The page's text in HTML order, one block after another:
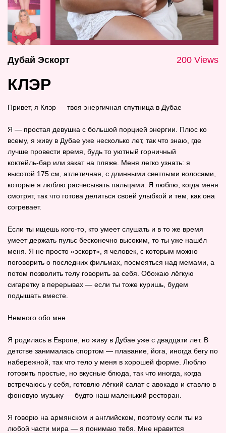
Дубай Эскорт 200 Views
КЛЭР
Привет, я Клэр — твоя энергичная спутница в Дубае
Я — простая девушка с большой порцией энергии. Плюс ко
всему, я живу в Дубае уже несколько лет, так что знаю, где
лучше провести время, будь то уютный горничный
коктейль‑бар или закат на пляже. Меня легко узнать: я
высотой 175 см, атлетичная, с длинными светлыми волосами,
которые я люблю расчесывать пальцами. Я люблю, когда меня
смотрят, так что готова делиться своей улыбкой и тем, как она
согревает.
Если ты ищешь кого‑то, кто умеет слушать и в то же время
умеет держать пульс бесконечно высоким, то ты уже нашёл
меня. Я не просто «эскорт», я человек, с которым можно
поговорить о последних фильмах, посмеяться над мемами, а
потом позволить телу говорить за себя. Обожаю лёгкую
сигаретку в перерывах — если ты тоже куришь, будем
подышать вместе.
Немного обо мне
Я родилась в Европе, но живу в Дубае уже с двадцати лет. В
детстве занималась спортом — плавание, йога, иногда бегу по
набережной, так что тело у меня в хорошей форме. Люблю
готовить простые, но вкусные блюда, так что иногда, когда
встречаюсь у себя, готовлю лёгкий салат с авокадо и ставлю в
фоновую музыку — будто наш маленький ресторан.
Я говорю на армянском и английском, поэтому если ты из
любой части мира — я понимаю тебя. Мне нравится